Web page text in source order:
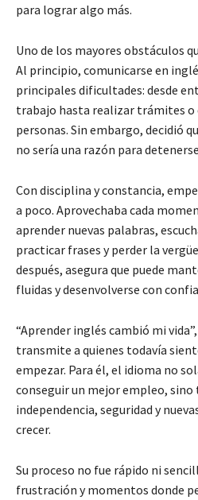
para lograr algo más.
Uno de los mayores obstáculos
Al principio, comunicarse en
principales dificultades: desde
trabajo hasta realizar trámites o
personas. Sin embargo, decidió
no sería una razón para
Con disciplina y constancia,
a poco. Aprovechaba cada
aprender nuevas palabras,
practicar frases y perder la
después, asegura que puede
fluidas y desenvolverse con
“Aprender inglés cambió mi
transmite a quienes todavía
empezar. Para él, el idioma no
conseguir un mejor empleo,
independencia, seguridad y
crecer.
Su proceso no fue rápido ni
frustración y momentos donde